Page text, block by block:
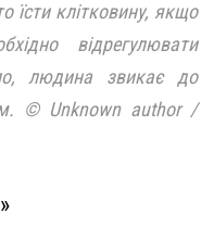
їсти клітковину, якщо
відрегулювати
людина звикає до
© Unknown author /